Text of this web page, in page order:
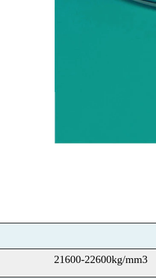
21600-22600kg/mm3